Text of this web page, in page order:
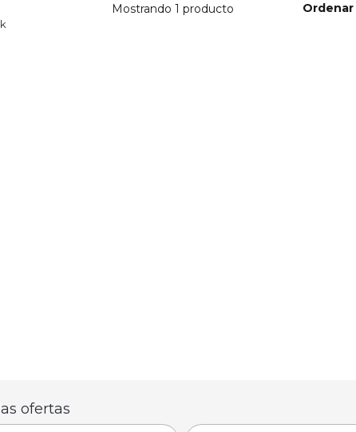
Mostrando 1 producto
ofertas